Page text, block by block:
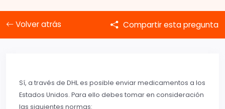
Volver atrás Compartir esta pregunta
Sí, a través de DHL es posible enviar medicamentos a los
Estados Unidos. Para ello debes tomar en consideración
las siguientes normas: